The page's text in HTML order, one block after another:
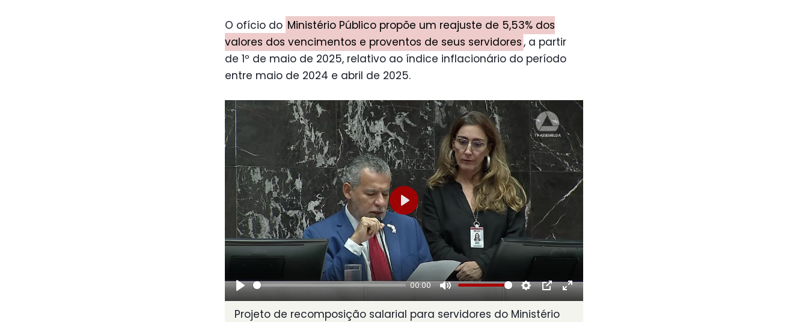
O ofício do Ministério Público propõe um reajuste de 5,53% dos
valores dos vencimentos e proventos de seus servidores, a partir
de 1º de maio de 2025, relativo ao índice inflacionário do período
entre maio de 2024 e abril de 2025.
Play
00:00
Mute Settings
PIP Enter
Play
Projeto de recomposição salarial para servidores do Ministério